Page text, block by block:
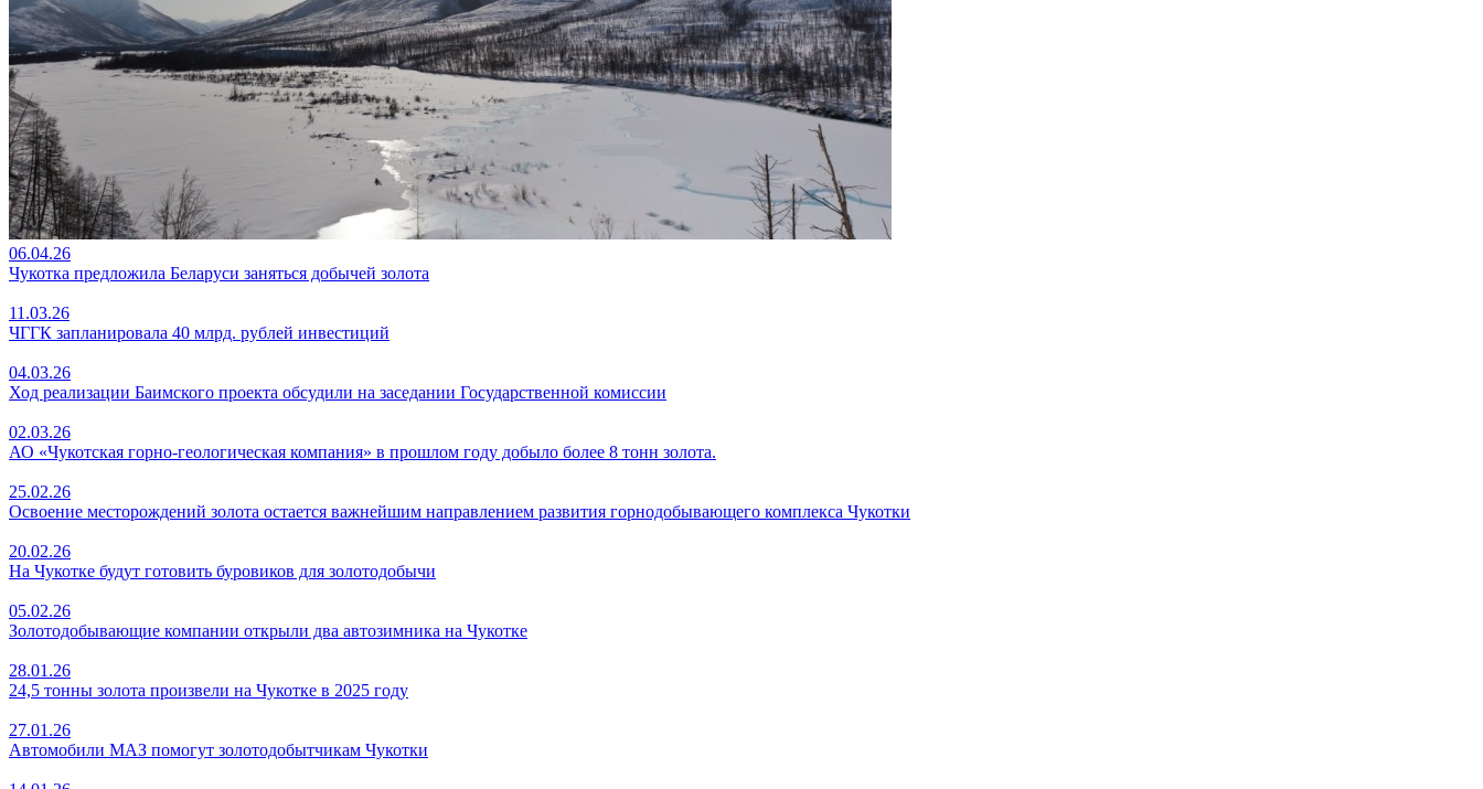
06.04.26
Чукотка предложила Беларуси заняться добычей золота
11.03.26
ЧГГК запланировала 40 млрд. рублей инвестиций
04.03.26
Ход реализации Баимского проекта обсудили на заседании Государственной комиссии
02.03.26
АО «Чукотская горно-геологическая компания» в прошлом году добыло более 8 тонн золота.
25.02.26
Освоение месторождений золота остается важнейшим направлением развития горнодобывающего комплекса Чукотки
20.02.26
На Чукотке будут готовить буровиков для золотодобычи
05.02.26
Золотодобывающие компании открыли два автозимника на Чукотке
28.01.26
24,5 тонны золота произвели на Чукотке в 2025 году
27.01.26
Автомобили МАЗ помогут золотодобытчикам Чукотки